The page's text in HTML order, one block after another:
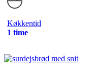
Køkkentid
1 time